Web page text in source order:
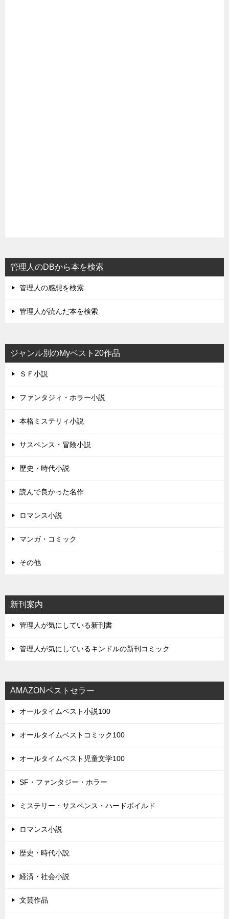
管理人のDBから本を検索
管理人の感想を検索
管理人が読んだ本を検索
ジャンル別のMyベスト20作品
ＳＦ小説
ファンタジィ・ホラー小説
本格ミステリィ小説
サスペンス・冒険小説
歴史・時代小説
読んで良かった名作
ロマンス小説
マンガ・コミック
その他
新刊案内
管理人が気にしている新刊書
管理人が気にしているキンドルの新刊コミック
AMAZONベストセラー
オールタイムベスト小説100
オールタイムベストコミック100
オールタイムベスト児童文学100
SF・ファンタジー・ホラー
ミステリー・サスペンス・ハードボイルド
ロマンス小説
歴史・時代小説
経済・社会小説
文芸作品